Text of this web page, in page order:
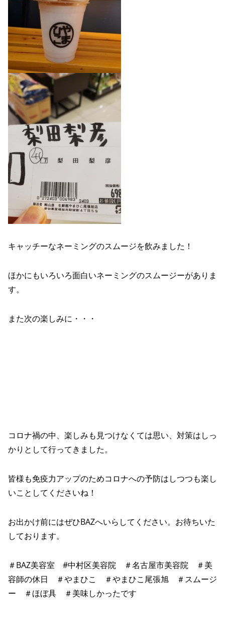
キャッチーなネーミングのスムージを飲みました！
ほかにもいろいろ面白いネーミングのスムージーがありま
す。
また次の楽しみに・・・
コロナ禍の中、楽しみも見つけなくては思い、対策はしっ
かりとして行ってきました。
皆様も免疫力アップのためコロナへの予防はしつつも楽し
いことしてくださいね！
お出かけ前にはぜひBAZへいらしてください。お待ちいた
しております。
＃BAZ美容室 #中村区美容院 ＃名古屋市美容院 ＃美
容師の休日 ＃やまひこ ＃やまひこ尾張旭 ＃スムージ
ー ＃ほぼ具 ＃美味しかったです